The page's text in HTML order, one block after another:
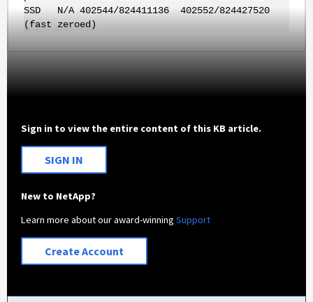
SSD N/A 402544/824411136 402552/824427520
(fast zeroed)
Sign in to view the entire content of this KB article.
SIGN IN
New to NetApp?
Learn more about our award-winningSupport
Create Account